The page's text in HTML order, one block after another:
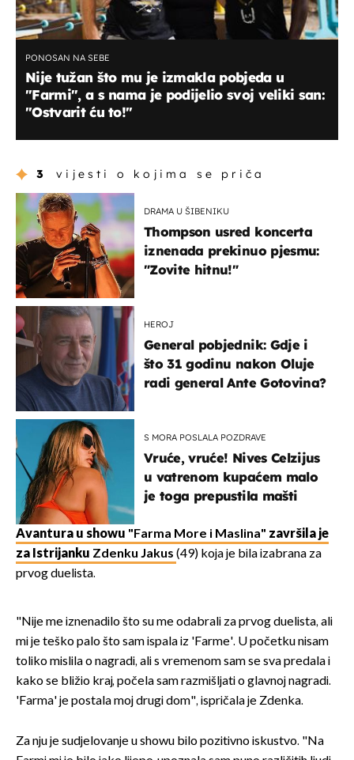
PONOSAN NA SEBE
Nije tužan što mu je izmakla pobjeda u
"Farmi", a s nama je podijelio svoj veliki san:
"Ostvarit ću to!"
3 vijesti o kojima se priča
DRAMA U ŠIBENIKU
Thompson usred koncerta
iznenada prekinuo pjesmu:
"Zovite hitnu!"
HEROJ
General pobjednik: Gdje i
što 31 godinu nakon Oluje
radi general Ante Gotovina?
S MORA POSLALA POZDRAVE
Vruće, vruće! Nives Celzijus
u vatrenom kupaćem malo
je toga prepustila mašti
Avantura u showu "Farma More i Maslina" završila je
za Istrijanku Zdenku Jakus (49) koja je bila izabrana za
prvog duelista.
"Nije me iznenadilo što su me odabrali za prvog duelista, ali
mi je teško palo što sam ispala iz 'Farme'. U početku nisam
toliko mislila o nagradi, ali s vremenom sam se sva predala i
kako se bližio kraj, počela sam razmišljati o glavnoj nagradi.
'Farma' je postala moj drugi dom", ispričala je Zdenka.
Za nju je sudjelovanje u showu bilo pozitivno iskustvo. "Na